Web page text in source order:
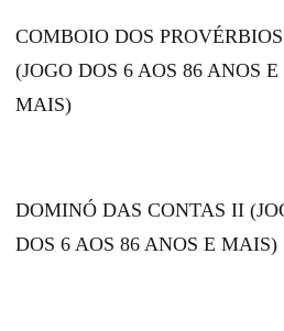
COMBOIO DOS
(JOGO DOS 6 AOS 86 ANOS E
MAIS)
DOMINÓ DAS CONTAS II
DOS 6 AOS 86 ANOS E MAIS)